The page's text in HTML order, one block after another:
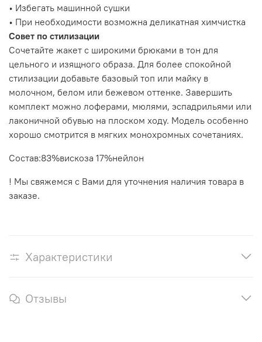
• Избегать машинной сушки
• При необходимости возможна деликатная химчистка
Совет по стилизации
Сочетайте жакет с широкими брюками в тон для
цельного и изящного образа. Для более спокойной
стилизации добавьте базовый топ или майку в
молочном, белом или бежевом оттенке. Завершить
комплект можно лоферами, мюлями, эспадрильями или
лаконичной обувью на плоском ходу. Модель особенно
хорошо смотрится в мягких монохромных сочетаниях.
Состав:83%вискоза 17%нейлон
! Мы свяжемся с Вами для уточнения наличия товара в
заказе.
Характеристики
Отзывы